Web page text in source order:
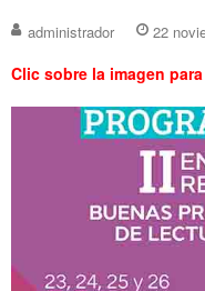
administrador 22
Clic sobre la imagen